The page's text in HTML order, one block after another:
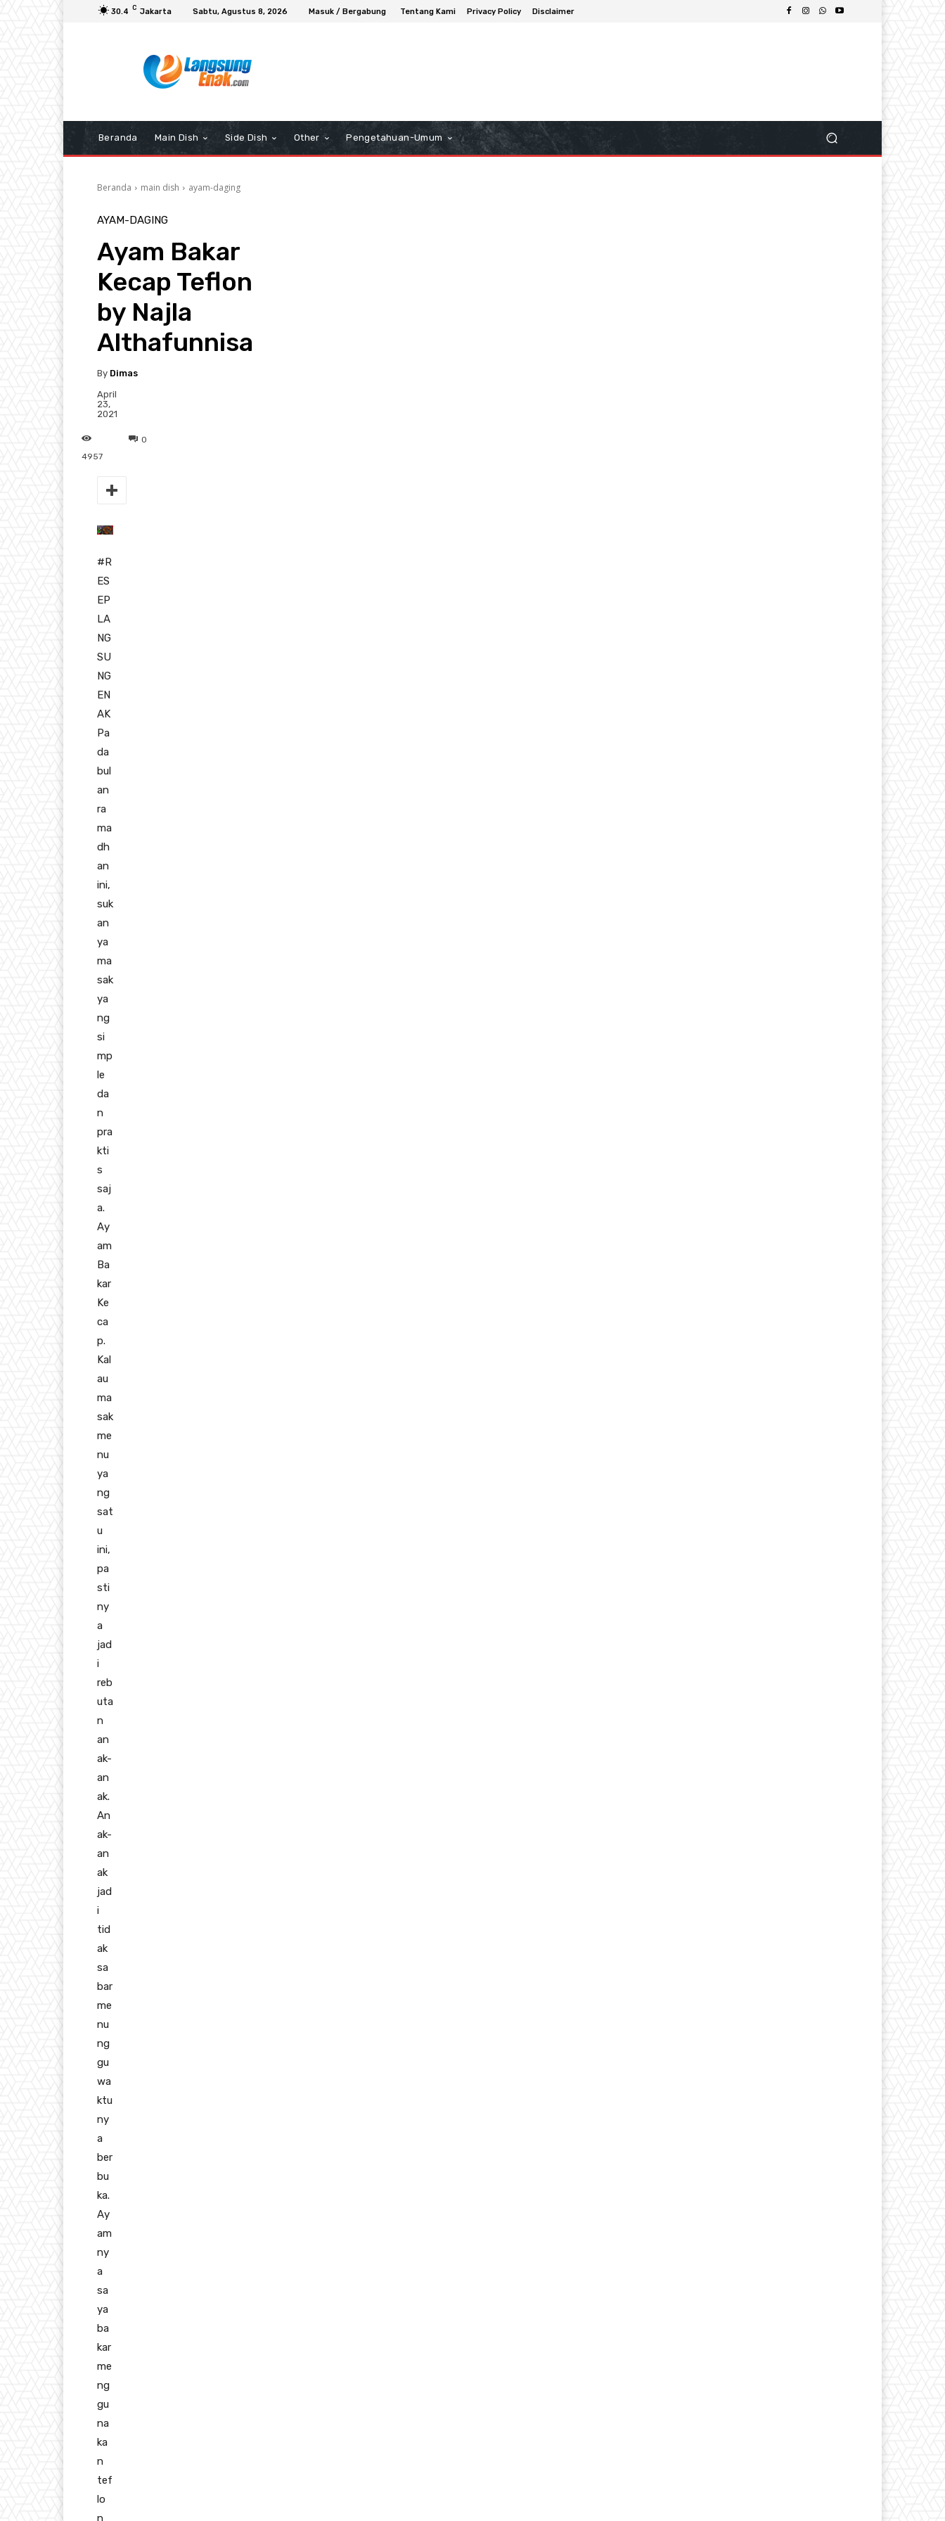
30.4 C Jakarta Sabtu, Agustus 8, 2026 Masuk / Bergabung Tentang Kami Privacy Policy Disclaimer
Beranda Main Dish Side Dish Other Pengetahuan-Umum
Beranda main dish ayam-daging
AYAM-DAGING
Ayam Bakar
Kecap Teflon
by Najla
Althafunnisa
By Dimas
April
23,
2021
0
4957
#R
ES
EP
LA
NG
SU
NG
EN
AK
Pa
da
bul
an
ra
ma
dh
an
ini,
suk
an
ya
ma
sak
ya
ng
si
mp
le
da
n
pra
kti
s
saj
a.
Ay
am
Ba
kar
Ke
ca
p.
Kal
au
ma
sak
me
nu
ya
ng
sat
u
ini,
pa
sti
ny
a
jad
i
reb
uta
n
an
ak-
an
ak.
An
ak-
an
ak
jad
i
tid
ak
sa
bar
me
nu
ng
gu
wa
ktu
ny
a
ber
bu
ka.
Ay
am
ny
a
sa
ya
ba
kar
me
ng
gu
na
ka
n
tef
lo
n